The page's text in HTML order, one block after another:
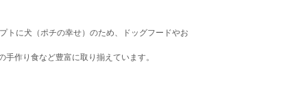
トに犬（ポチの幸せ）のため、ドッグフードやお
作り食など豊富に取り揃えています。